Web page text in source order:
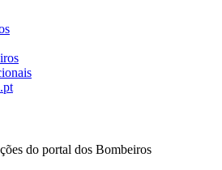
do portal dos Bombeiros